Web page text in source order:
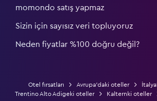
momondo satış yapmaz
Sizin için sayısız veri topluyoruz
Neden fiyatlar %100 doğru değil?
Otel fırsatları Avrupa'daki oteller
Trentino Alto Adigeki oteller
Kalternki oteller